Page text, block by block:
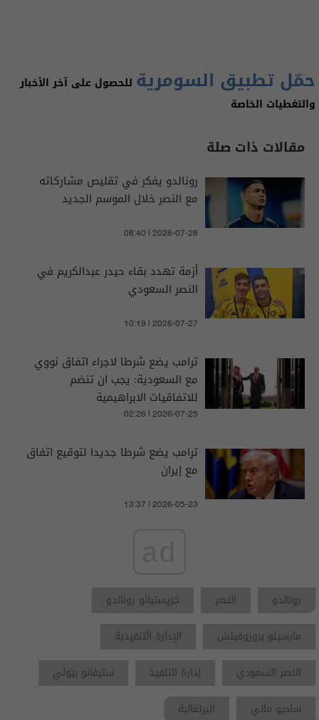
حمّل تطبيق السومرية للحصول على آخر الأخبار
والتغطيات الخاصة
مقالات ذات صلة
رونالدو يفكر في تقليص مشاركاته
مع النصر خلال الموسم الجديد
08:40 | 2026-07-28
أزمة تهدد بقاء حيدر عبدالكريم في
النصر السعودي
10:19 | 2026-07-27
ترامب يضع شرطا لاجراء اتفاق نووي
مع السعودية: يجب ان تنضم
للاتفاقيات الابراهيمية
02:26 | 2026-07-25
ترامب يضع شرطا جديدا لتوقيع اتفاق
مع إيران
13:37 | 2026-05-23
رونالدو النصر
كريستيانو رونالدو
مارسيلو بروزوفيتش
الإدارة التنفيذية
النصر السعودي
إدارة التنفيذ
ستيفانو بيولي
ساديو ماني
البرتغالية